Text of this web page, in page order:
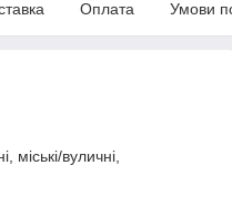
Оплата Умови
міські/вуличні,